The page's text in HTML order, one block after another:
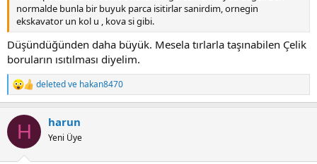
normalde bunla bir buyuk parca isitirlar sanirdim, ornegin
ekskavator un kol u , kova si gibi.
Düşündüğünden daha büyük. Mesela tırlarla taşınabilen Çelik
boruların ısıtılması diyelim.
R
e
c
i
deletedve hakan8470
H harun
Yeni Üye